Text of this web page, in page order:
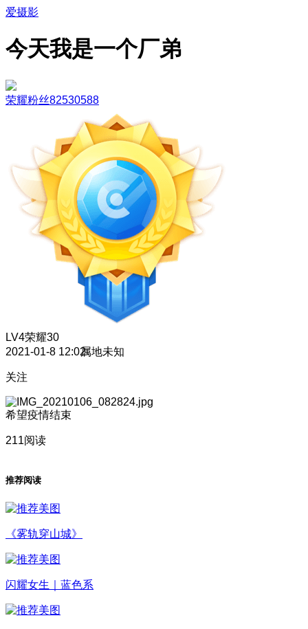
爱摄影
今天我是一个厂弟
荣耀粉丝82530588
LV4荣耀30
2021-01-8 12:02属地未知
关注
希望疫情结束
211阅读
推荐阅读
《雾轨穿山城》
闪耀女生｜蓝色系